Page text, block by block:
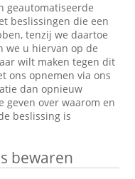
geautomatiseerde
beslissingen die een
tenzij we daartoe
we u hiervan op de
wilt maken tegen dit
ons opnemen via ons
dan opnieuw
over waarom en
beslissing is
bewaren